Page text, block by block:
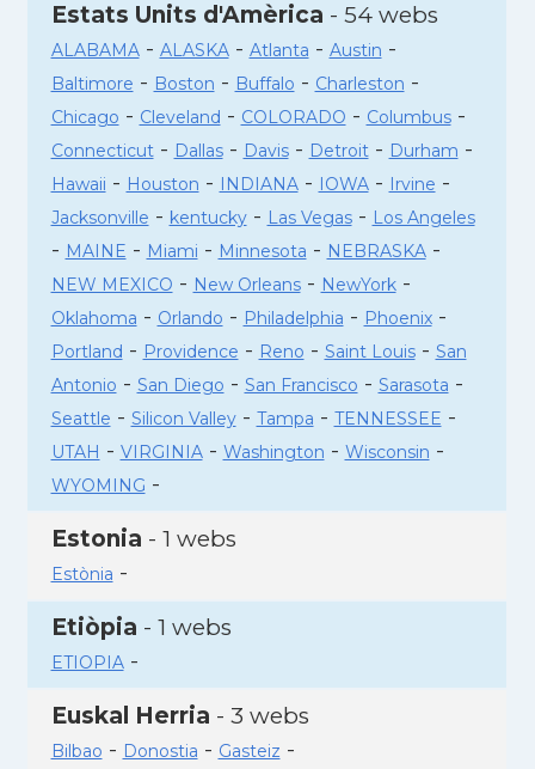
Estats Units d'Amèrica - 54 webs
ALABAMA- ALASKA- Atlanta - Austin -
Baltimore - Boston - Buffalo - Charleston -
Chicago - Cleveland - COLORADO - Columbus-
Connecticut- Dallas- Davis- Detroit- Durham -
Hawaii - Houston - INDIANA- IOWA- Irvine -
Jacksonville - kentucky- Las Vegas- Los Angeles
- MAINE - Miami - Minnesota - NEBRASKA-
NEW MEXICO - New Orleans- NewYork-
Oklahoma - Orlando - Philadelphia - Phoenix-
Portland - Providence - Reno - Saint Louis- San
Antonio - San Diego - San Francisco - Sarasota -
Seattle - Silicon Valley- Tampa - TENNESSEE -
UTAH - VIRGINIA- Washington - Wisconsin -
WYOMING -
Estonia - 1 webs
Estònia -
Etiòpia - 1 webs
ETIOPIA-
Euskal Herria - 3 webs
Bilbao - Donostia - Gasteiz -